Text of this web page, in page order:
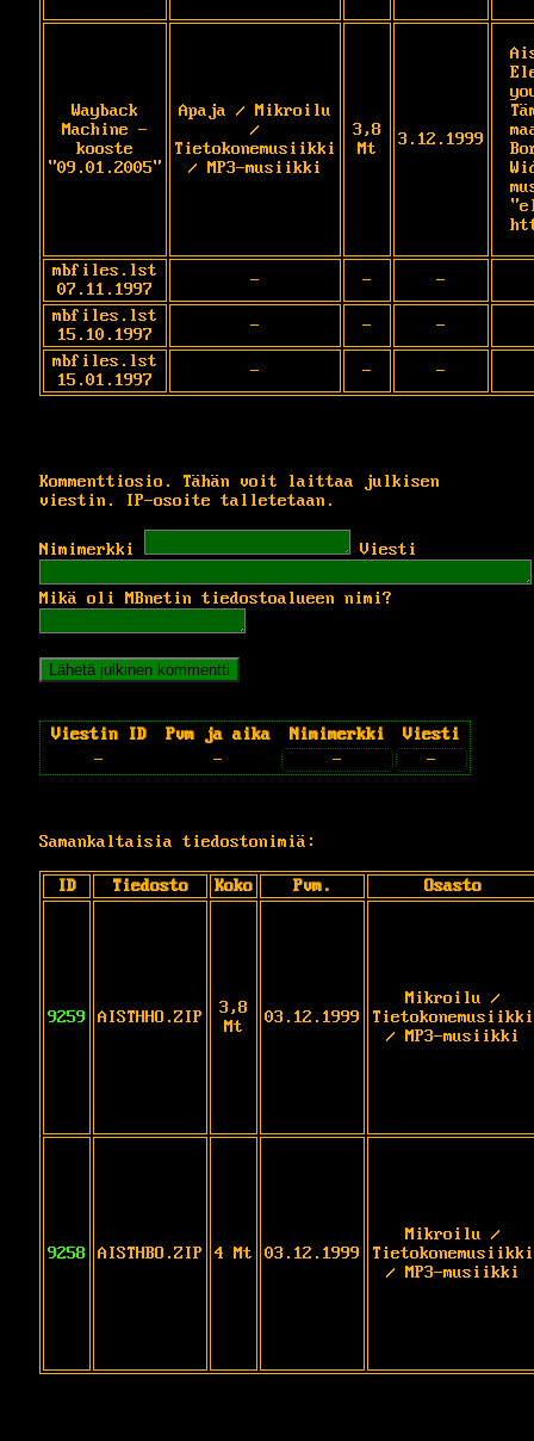
Wayback
Machine -
kooste
"09.01.2005"
Apaja / Mikroilu
/
Tietokonemusiikki
/ MP3-musiikki
3,8
Mt
3.12.1999
mbfiles.lst
07.11.1997
- -
-
mbfiles.lst
15.10.1997
- -
-
mbfiles.lst
15.01.1997
- - -
Kommenttiosio. Tähän voit laittaa julkisen
viestin. IP-osoite talletetaan.
Nimimerkki Viesti
Mikä oli MBnetin tiedostoalueen nimi?
Viestin ID Pvm ja aika Nimimerkki
Viesti
-
- - -
Samankaltaisia tiedostonimiä:
ID Tiedosto Koko Pvm. Osasto
9259 AISTHHO.ZIP
3,8
Mt
03.12.1999
Mikroilu /
Tietokonemusiikki
/ MP3-musiikki
9258 AISTHBO.ZIP 4 Mt 03.12.1999
Mikroilu /
Tietokonemusiikki
/ MP3-musiikki